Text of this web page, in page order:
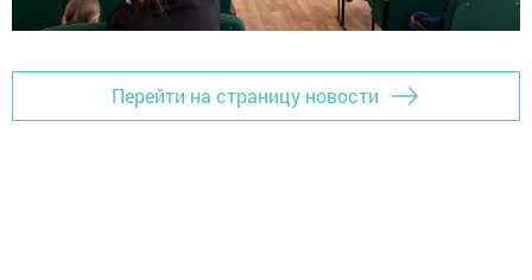
Перейти на страницу новости